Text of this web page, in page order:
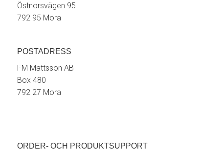
Östnorsvägen 95
792 95 Mora
POSTADRESS
FM Mattsson AB
Box 480
792 27 Mora
ORDER- OCH PRODUKTSUPPORT